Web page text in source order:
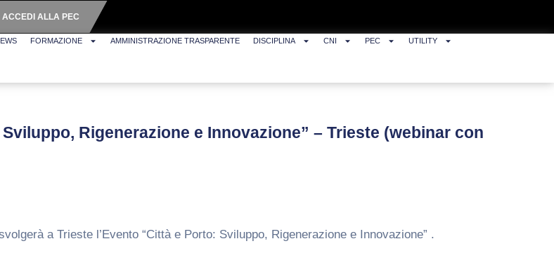
ACCEDI ALLA PEC
FORMAZIONE AMMINISTRAZIONE TRASPARENTE DISCIPLINA CNI PEC UTILITY
Rigenerazione e Innovazione” – Trieste (webinar con
a Trieste l’Evento “Città e Porto: Sviluppo, Rigenerazione e Innovazione” .